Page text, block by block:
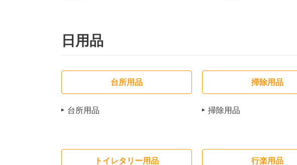
日用品
台所用品
台所用品
掃除用品
掃除用品
トイレタリー用品 行楽用品